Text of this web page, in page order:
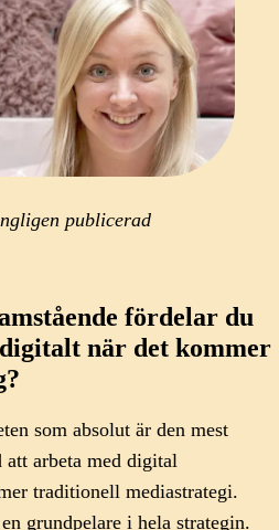
publicerad
fördelar du
när det kommer
som absolut är den mest
att arbeta med digital
traditionell mediastrategi.
grundpelare i hela strategin.